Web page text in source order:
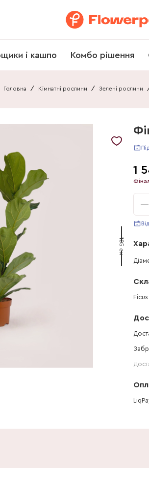
і кашпо Комбо рішення
Головна / Кімнатні рослини / Зелені рослини
105 см
1